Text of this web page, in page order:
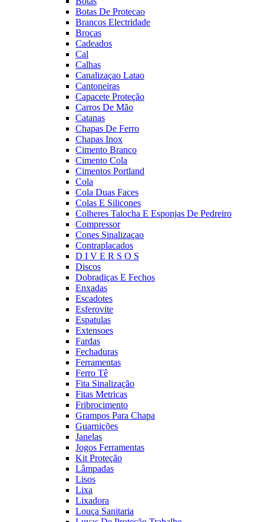
Botas De Protecao
Brancos Electridade
Brocas
Cadeados
Cal
Calhas
Canalizaçao Latao
Cantoneiras
Capacete Proteção
Carros De Mão
Catanas
Chapas De Ferro
Chapas Inox
Cimento Branco
Cimento Cola
Cimentos Portland
Cola
Cola Duas Faces
Colas E Silicones
Colheres Talocha E Esponjas De Pedreiro
Compressor
Cones Sinalizaçao
Contraplacados
D I V E R S O S
Discos
Dobradiças E Fechos
Enxadas
Escadotes
Esferovite
Espatulas
Extensoes
Fardas
Fechaduras
Ferramentas
Ferro Tê
Fita Sinalização
Fitas Metricas
Fribrocimento
Grampos Para Chapa
Guarnições
Janelas
Jogos Ferramentas
Kit Proteção
Lâmpadas
Lisos
Lixa
Lixadora
Louça Sanitaria